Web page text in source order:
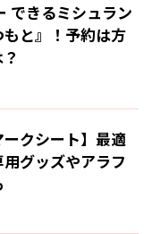
できるミシュラン
と』！予約は方
クシート】最適
グッズやアラフ